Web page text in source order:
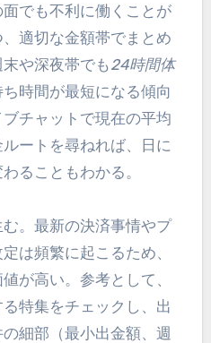
でも不利に働くことが
適切な金額帯でまとめ
や深夜帯でも24時間体
時間が最短になる傾向
チャットで現在の平均
ートを尋ねれば、日に
ることもわかる。
。最新の決済事情やプ
は頻繁に起こるため、
が高い。参考として、
る特集をチェックし、出
細部（最小出金額、週